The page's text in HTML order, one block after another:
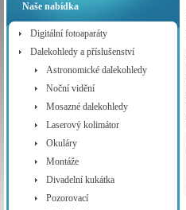
Naše nabídka
Digitální fotoaparáty
Dalekohledy a příslušenství
Astronomické dalekohledy
Noční vidění
Mosazné dalekohledy
Laserový kolimátor
Okuláry
Montáže
Divadelní kukátka
Pozorovací